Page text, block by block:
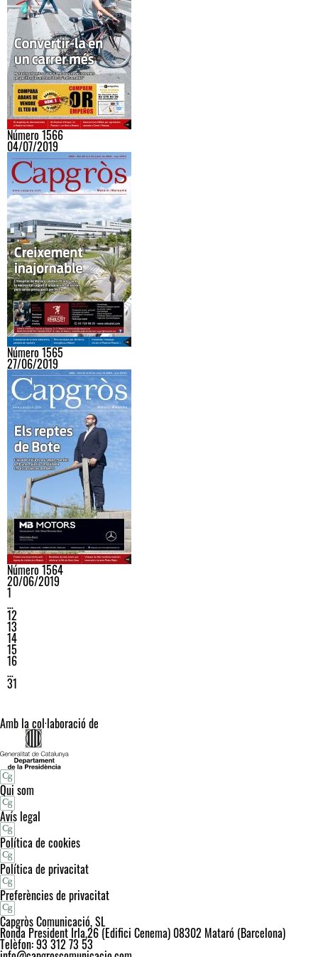
Número 1566
04/07/2019
Número 1565
27/06/2019
Número 1564
20/06/2019
1
…
12
13
14
15
16
…
31
Amb la col·laboració de
Qui som
Avís legal
Política de cookies
Política de privacitat
Preferències de privacitat
Capgròs Comunicació, SL
Ronda President Irla,26 (Edifici Cenema) 08302 Mataró (Barcelona)
Telèfon: 93 312 73 53